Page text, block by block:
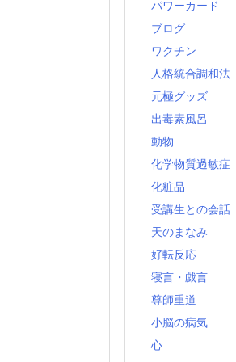
パワーカード
ブログ
ワクチン
人格統合調和法
元極グッズ
出毒素風呂
動物
化学物質過敏症
化粧品
受講生との会話
天のまなみ
好転反応
寝言・戯言
尊師重道
小脳の病気
心